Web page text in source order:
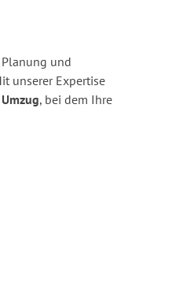
und
unserer Expertise
, bei dem Ihre